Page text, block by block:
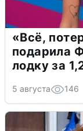
«Всё,
подарила
лодку за
5 августа 146